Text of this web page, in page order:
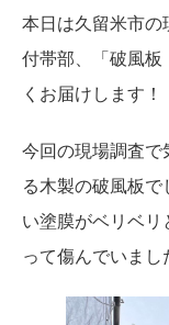
本日は久留米市の
付帯部、「破風板
くお届けします！
今回の現場調査で
る木製の破風板
い塗膜がベリベリ
って傷んでいまし